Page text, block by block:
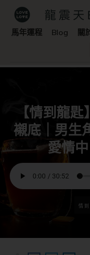
馬年運程 Blog 關
【情到龍
襯底｜男生
愛情
情